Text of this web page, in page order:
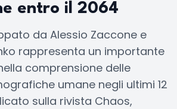
entro il 2064
da Alessio Zaccone e
rappresenta un importante
comprensione delle
umane negli ultimi 12
sulla rivista Chaos,